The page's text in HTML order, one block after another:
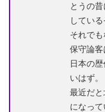
とうの
している
それで
保守論客
日本の
いはず。
最近だ
になっ